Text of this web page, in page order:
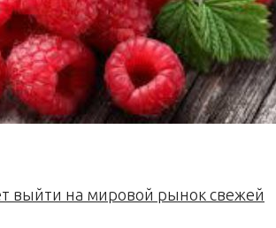
выйти на мировой рынок свежей